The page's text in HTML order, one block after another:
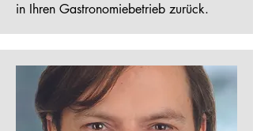
in Ihren Gastronomiebetrieb zurück.